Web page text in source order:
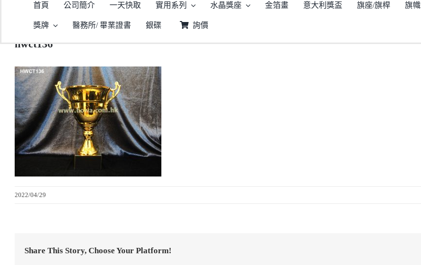
首頁 公司簡介 一天快取 實用系列 水晶獎座 金箔畫 意大利獎盃 旗座/旗桿 旗幟
獎牌 醫務所/ 畢業證書 銀碟 詢價
主頁 型號：HWCT136 石座金屬獎盃 合用於各大小賽事 hwct136
hwct136
2022/04/29
Share This Story, Choose Your Platform!